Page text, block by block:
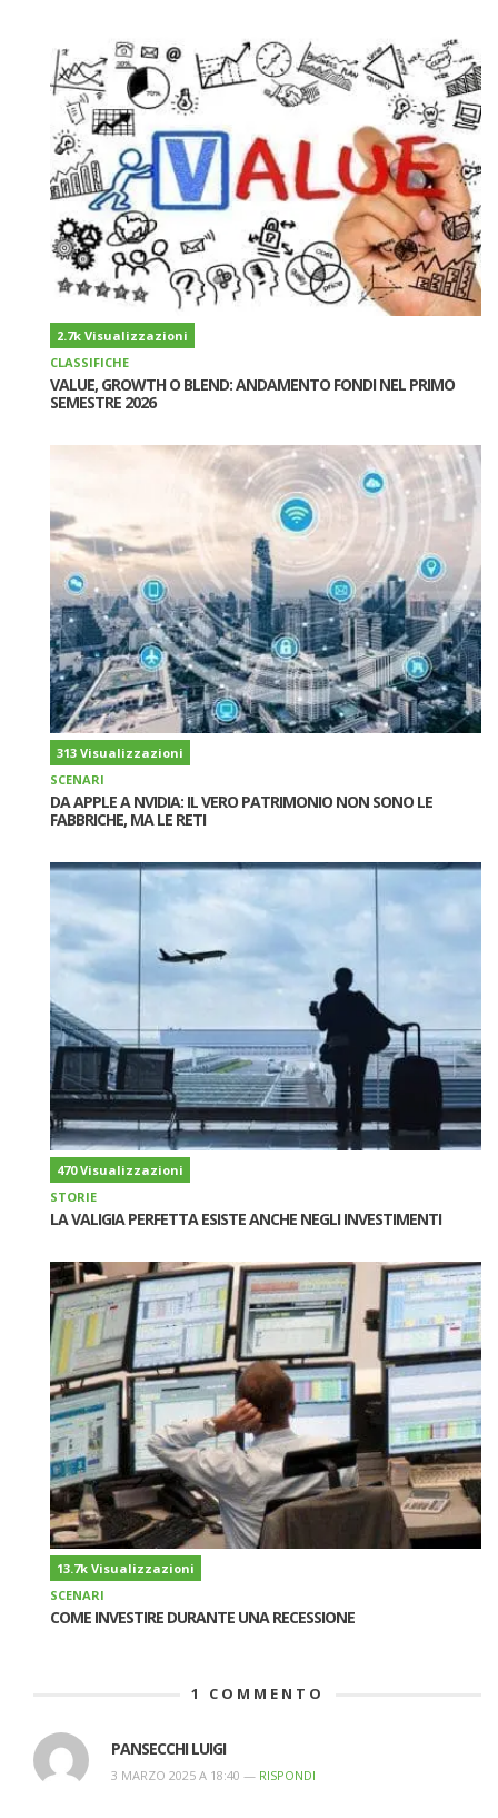
2.7k Visualizzazioni
CLASSIFICHE
VALUE, GROWTH O BLEND: ANDAMENTO FONDI NEL PRIMO
SEMESTRE 2026
313 Visualizzazioni
SCENARI
DA APPLE A NVIDIA: IL VERO PATRIMONIO NON SONO LE
FABBRICHE, MA LE RETI
470 Visualizzazioni
STORIE
LA VALIGIA PERFETTA ESISTE ANCHE NEGLI INVESTIMENTI
13.7k Visualizzazioni
SCENARI
COME INVESTIRE DURANTE UNA RECESSIONE
1 COMMENTO
PANSECCHI LUIGI
3 MARZO 2025 A 18:40 — RISPONDI